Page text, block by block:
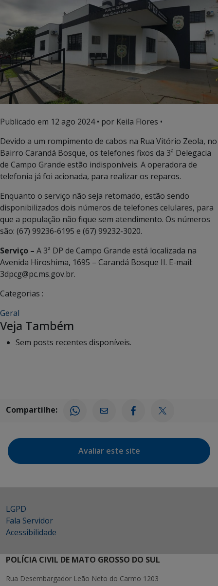
Publicado em 12 ago 2024• por Keila Flores •
Devido a um rompimento de cabos na Rua Vitório Zeola, no
Bairro Carandá Bosque, os telefones fixos da 3ª Delegacia
de Campo Grande estão indisponíveis. A operadora de
telefonia já foi acionada, para realizar os reparos.
Enquanto o serviço não seja retomado, estão sendo
disponibilizados dois números de telefones celulares, para
que a população não fique sem atendimento. Os números
são: (67) 99236-6195 e (67) 99232-3020.
Serviço – A 3ª DP de Campo Grande está localizada na
Avenida Hiroshima, 1695 – Carandá Bosque II. E-mail:
3dpcg@pc.ms.gov.br.
Categorias :
Geral
Veja Também
Sem posts recentes disponíveis.
Compartilhe:
Avaliar este site
LGPD
Fala Servidor
Acessibilidade
POLÍCIA CIVIL DE MATO GROSSO DO SUL
Rua Desembargador Leão Neto do Carmo 1203